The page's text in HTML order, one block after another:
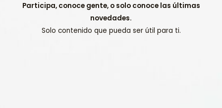
Participa, conoce gente, o solo conoce las últimas
novedades.
Solo contenido que pueda ser útil para ti.